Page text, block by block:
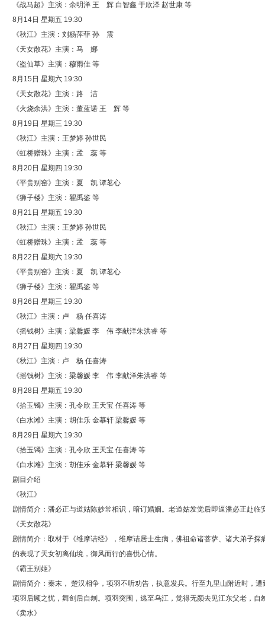
《战马超》主演：余明洋 王 辉 白智鑫 于欣泽 赵世康 等
8月14日 星期五 19:30
《秋江》主演：刘杨萍菲 孙 震
《天女散花》主演：马 娜
《盗仙草》主演：穆雨佳 等
8月15日 星期六 19:30
《天女散花》主演：路 洁
《火烧余洪》主演：董蓝诺 王 辉 等
8月19日 星期三 19:30
《秋江》主演：王梦婷 孙世民
《虹桥赠珠》主演：孟 蕊 等
8月20日 星期四 19:30
《平贵别窑》主演：夏 凯 谭茗心
《狮子楼》主演：翟禹鉴 等
8月21日 星期五 19:30
《秋江》主演：王梦婷 孙世民
《虹桥赠珠》主演：孟 蕊 等
8月22日 星期六 19:30
《平贵别窑》主演：夏 凯 谭茗心
《狮子楼》主演：翟禹鉴 等
8月26日 星期三 19:30
《秋江》主演：卢 杨 任喜涛
《摇钱树》主演：梁馨媛 李 伟 李献洋朱洪睿 等
8月27日 星期四 19:30
《秋江》主演：卢 杨 任喜涛
《摇钱树》主演：梁馨媛 李 伟 李献洋朱洪睿 等
8月28日 星期五 19:30
《拾玉镯》主演：孔令欣 王天宝 任喜涛 等
《白水滩》主演：胡佳乐 金慕轩 梁馨媛 等
8月29日 星期六 19:30
《拾玉镯》主演：孔令欣 王天宝 任喜涛 等
《白水滩》主演：胡佳乐 金慕轩 梁馨媛 等
剧目介绍
《秋江》
剧情简介：潘必正与道姑陈妙常相识，暗订婚姻。老道姑发觉后即逼潘必正赴
《天女散花》
剧情简介：取材于《维摩诘经》，维摩诘居士生病，佛祖命诸菩萨、诸大弟子
的表现了天女初离仙境，御风而行的喜悦心情。
《霸王别姬》
剧情简介：秦末， 楚汉相争，项羽不听劝告，执意发兵。行至九里山附近时，
项羽后顾之忧，舞剑后自刎。项羽突围，逃至乌江，觉得无颜去见江东父老，自
《卖水》